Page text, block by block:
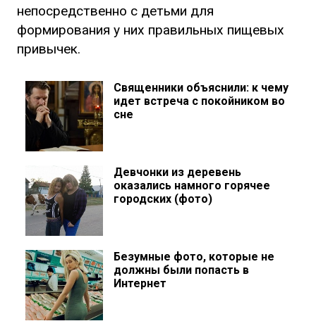
непосредственно с детьми для
формирования у них правильных пищевых
привычек.
Священники объяснили: к чему
идет встреча с покойником во
сне
Девчонки из деревень
оказались намного горячее
городских (фото)
Безумные фото, которые не
должны были попасть в
Интернет